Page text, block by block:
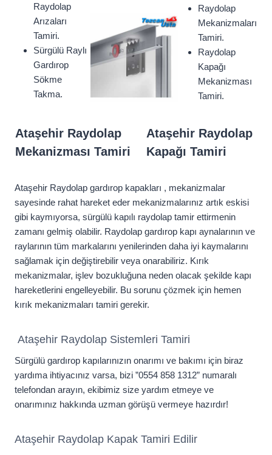
Raydolap
Arızaları
Tamiri.
Sürgülü Raylı
Gardırop
Sökme
Takma.
Raydolap
Mekanizmaları
Tamiri.
Raydolap
Kapağı
Mekanizması
Tamiri.
Ataşehir Raydolap
Mekanizması Tamiri
Ataşehir Raydolap
Kapağı Tamiri
Ataşehir Raydolap gardırop kapakları , mekanizmalar
sayesinde rahat hareket eder mekanizmalarınız artık eskisi
gibi kaymıyorsa, sürgülü kapılı raydolap tamir ettirmenin
zamanı gelmiş olabilir. Raydolap gardırop kapı aynalarının ve
raylarının tüm markalarını yenilerinden daha iyi kaymalarını
sağlamak için değiştirebilir veya onarabiliriz. Kırık
mekanizmalar, işlev bozukluğuna neden olacak şekilde kapı
hareketlerini engelleyebilir. Bu sorunu çözmek için hemen
kırık mekanizmaları tamiri gerekir.
Ataşehir Raydolap Sistemleri Tamiri
Sürgülü gardırop kapılarınızın onarımı ve bakımı için biraz
yardıma ihtiyacınız varsa, bizi ”0554 858 1312” numaralı
telefondan arayın, ekibimiz size yardım etmeye ve
onarımınız hakkında uzman görüşü vermeye hazırdır!
Ataşehir Raydolap Kapak Tamiri Edilir